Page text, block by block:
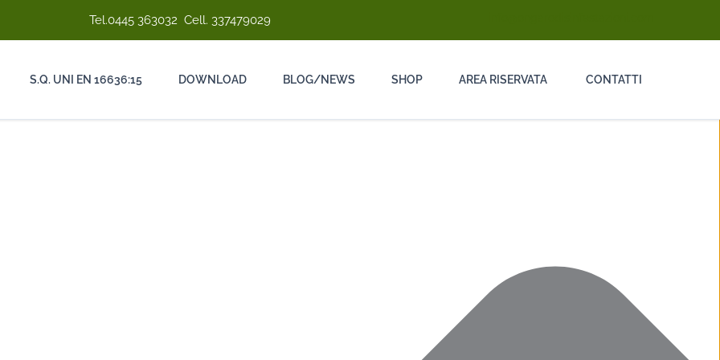
Tel.0445 363032 Cell. 337479029
S.Q. UNI EN 16636:15 DOWNLOAD BLOG/NEWS SHOP AREA RISERVATA CONTATTI